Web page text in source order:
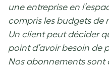
une entreprise en
compris les budgets de
Un client peut décider
point d’avoir besoin de
Nos abonnements sont